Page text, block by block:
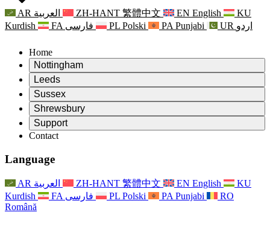
AR العربية ZH-HANT 繁體中文 EN English
KU
Kurdish
FA فارسی PL Polski PA Punjabi UR اردو
Home
Nottingham
Review
Președintele revizuirii
Echipa independentă de evaluare
Termeni de referință
Raportul final al evaluării independente
Întrebări frecvente
Procesul de feedback al familiei
Buletine informative
Renunțare
Evenimente
Leeds
Review
Președintele revizuirii
Echipa independentă de evaluare
Termeni de referință
Contact
Sprijin psihologic pentru familii
Actualizări pentru familii
Evenimente
For Staff
Sprijin pentru personal
Vocile personalului
Sussex
Review
Președintele revizuirii
Echipa independentă de evaluare
Termeni de referință
For Families
Actualizări pentru familii
Evenimente
For Staff
Shrewsbury
Review
Termeni de referință pentru revizuirea maternității
Raportul final al evaluării independente
Primul raport al evaluării independente
For Families
Actualizări
Support
Leeds
Nottingham
Serviciul de asistență psihologică familială
Sprijin în caz de criză în domeniul sănătății mintale
Servicii regionale Nottingham
National
Sepsis Charities
Contact
Language
AR العربية ZH-HANT 繁體中文 EN English
KU
Kurdish
FA فارسی PL Polski PA Punjabi
RO
Română